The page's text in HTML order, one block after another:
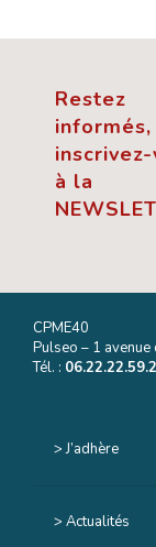
Restez
informés,
à la
CPME40
Pulseo – 1
Tél. :
> J’adhère
> Actualités